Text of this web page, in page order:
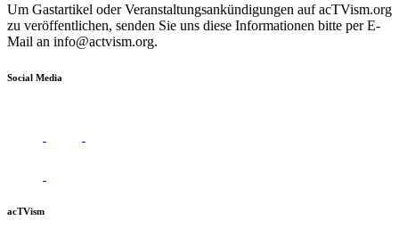
Um Gastartikel oder Veranstaltungsankündigungen auf acTVism.org
zu veröffentlichen, senden Sie uns diese Informationen bitte per E-
Mail an info@actvism.org.
Social Media
acTVism